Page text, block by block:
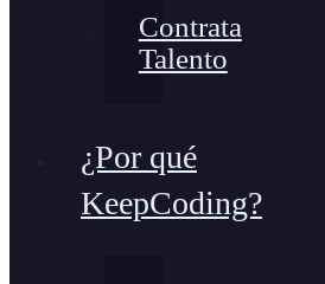
Contrata
Talento
¿Por qué
KeepCoding?